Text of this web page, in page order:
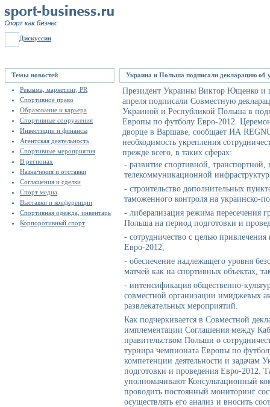
Дискуссии
Темы новостей
Реклама, маркетинг, PR
Спортивное право
Образование и карьера
Спортивные сооружения
Инвестиции и финансы
Агентская деятельность
Спортивные мероприятия
В регионах
Назначения и отставки
Соглашения и сделки
Спорт медиа
Выставки и конференции
Спортивная одежда, инвентарь
Корпоротивный спорт
Украина и Польша подписали декларацию об
Президент Украины Виктор Ющенко и
апреля подписали Совместную
Украиной и Республикой Польша в
Европы по футболу Евро-2012.
дворце в Варшаве, сообщает ИА
необходимость укрепления
прежде всего, в таких сферах:
- развитие спортивной, транспортной,
телекоммуникационной
- строительство дополнительных
таможенного контроля на украинско-
- либерализация режима пересечения
Польша на период подготовки и
- сотрудничество с целью
Евро-2012,
- обеспечение надлежащего уровня
матчей как на спортивных объектах,
- интенсификация общественно-
совместной организации имиджевых
развлекательных мероприятий.
Как подчеркивается в Совместной
имплементации Соглашения между
правительством Польши о
турнира чемпионата Европы по
компетенции деятельности и задачам
подготовки и проведения Евро-
уполномачивают Консультационный
проводить постоянный мониторинг
осуществлять его анализ и вносить